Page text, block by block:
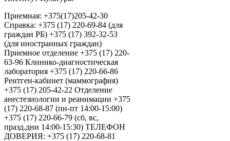
Приемная: +375(17)205-42-30
Справка: +375 (17) 220-69-84 (для
граждан РБ) +375 (17) 392-32-53
(для иностранных граждан)
Приемное отделение +375 (17) 220-
63-96 Клинико-диагностическая
лаборатория +375 (17) 220-66-86
Рентген-кабинет (маммография)
+375 (17) 205-42-22 Отделение
анестезиологии и реанимации +375
(17) 220-68-87 (пн-пт 14:00-15:00)
+375 (17) 220-66-79 (сб, вс,
празд.дни 14:00-15:30) ТЕЛЕФОН
ДОВЕРИЯ: +375 (17) 220-68-81